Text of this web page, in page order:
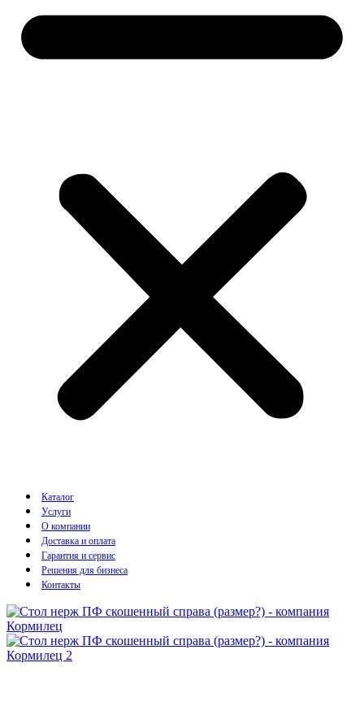
Каталог
Услуги
О компании
Доставка и оплата
Гарантия и сервис
Решения для бизнеса
Контакты